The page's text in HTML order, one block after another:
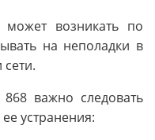
возникать по
на неполадки в
важно следовать
устранения: